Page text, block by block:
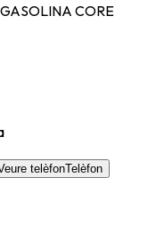
CORE
telèfonTelèfon